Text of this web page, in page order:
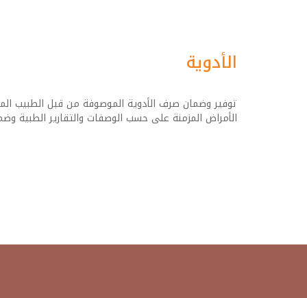
الأدوية
توفير وضمان صرف الأدوية الموصوفة من قبل الطبيب
الأمراض المزمنة على حسب الوصفات والتقارير الطبية